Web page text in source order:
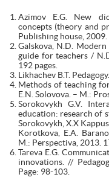
Azimov E.G. New
concepts (theory and
Publishing house, 2009.
Galskova, N.D.
guide for teachers /
192 pages.
Likhachev B.T.
Methods of teaching
E.N. Solovova. – M.:
Sorokovykh G.V.
education: research of
Sorokovykh, X.X
Korotkova, E.A.
M.: Perspectiva, 2013.
Tareva E.G.
innovations. //
Page: 98-103.